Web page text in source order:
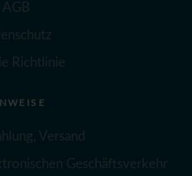
AGB
Richtlinie
Versand
Geschäftsverkehr